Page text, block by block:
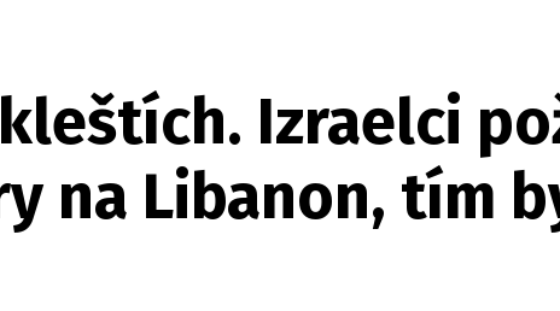
Izraelci
na Libanon, tím